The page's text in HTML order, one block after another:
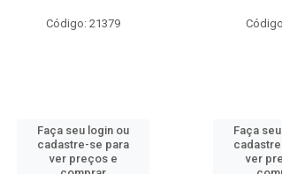
Código: 21379
Faça seu login ou
cadastre-se para
ver preços e
Faça
ver